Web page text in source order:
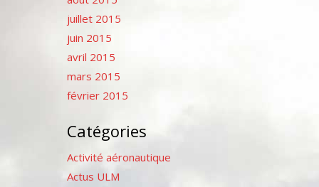
juillet 2015
juin 2015
avril 2015
mars 2015
février 2015
Catégories
Activité aéronautique
Actus ULM